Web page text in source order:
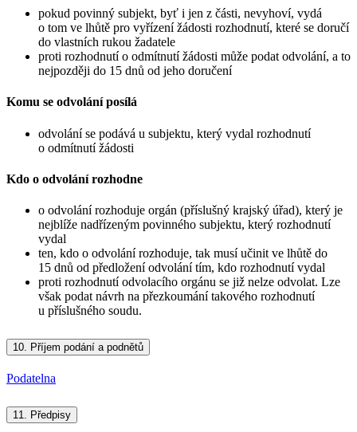
pokud povinný subjekt, byť i jen z části, nevyhoví, vydá
o tom ve lhůtě pro vyřízení žádosti rozhodnutí, které se doručí
do vlastních rukou žadatele
proti rozhodnutí o odmítnutí žádosti může podat odvolání, a to
nejpozději do 15 dnů od jeho doručení
Komu se odvolání posílá
odvolání se podává u subjektu, který vydal rozhodnutí
o odmítnutí žádosti
Kdo o odvolání rozhodne
o odvolání rozhoduje orgán (příslušný krajský úřad), který je
nejblíže nadřízeným povinného subjektu, který rozhodnutí
vydal
ten, kdo o odvolání rozhoduje, tak musí učinit ve lhůtě do
15 dnů od předložení odvolání tím, kdo rozhodnutí vydal
proti rozhodnutí odvolacího orgánu se již nelze odvolat. Lze
však podat návrh na přezkoumání takového rozhodnutí
u příslušného soudu.
10. Příjem podání a podnětů
Podatelna
11. Předpisy